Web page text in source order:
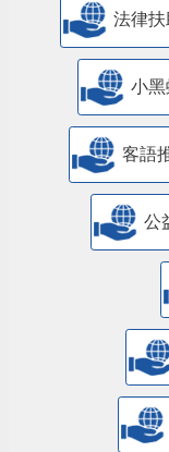
法律
小黑
客語
公